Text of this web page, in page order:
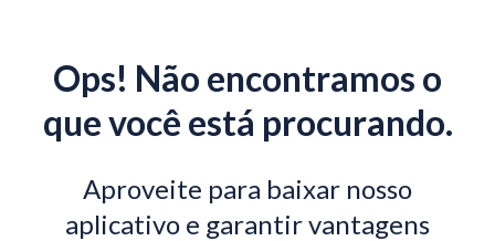
Ops! Não encontramos o
que você está procurando.
Aproveite para baixar nosso
aplicativo e garantir vantagens